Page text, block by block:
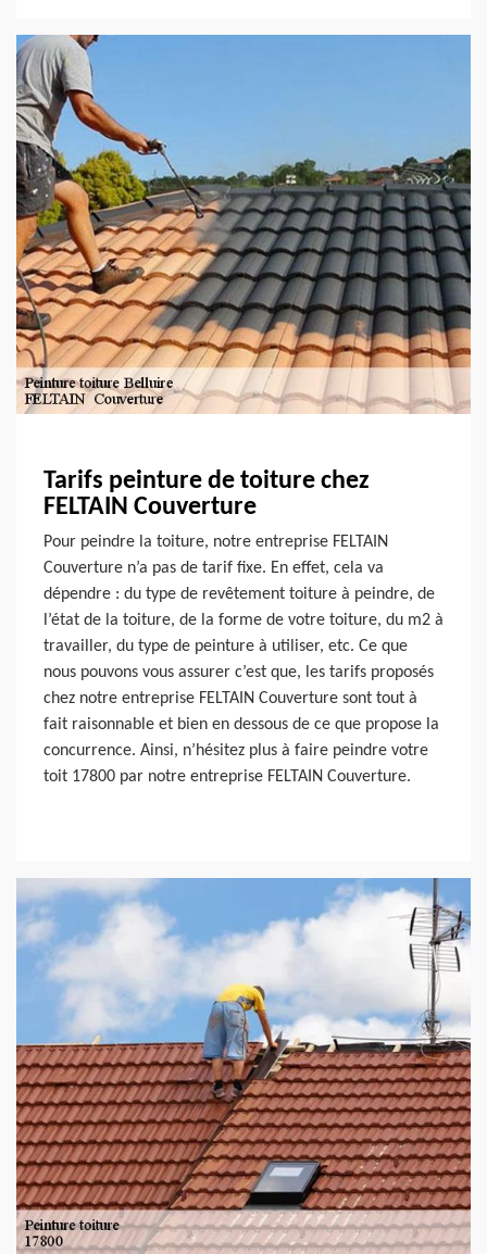
Tarifs peinture de toiture chez
FELTAIN Couverture
Pour peindre la toiture, notre entreprise FELTAIN
Couverture n’a pas de tarif fixe. En effet, cela va
dépendre : du type de revêtement toiture à peindre, de
l’état de la toiture, de la forme de votre toiture, du m2 à
travailler, du type de peinture à utiliser, etc. Ce que
nous pouvons vous assurer c’est que, les tarifs proposés
chez notre entreprise FELTAIN Couverture sont tout à
fait raisonnable et bien en dessous de ce que propose la
concurrence. Ainsi, n’hésitez plus à faire peindre votre
toit 17800 par notre entreprise FELTAIN Couverture.